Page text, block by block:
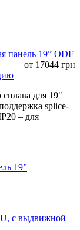
помещения
9001:2015
IEC
19" стойку
волокон
панель 19” ODF
от 17044 грн
для 19"
splice-
– для
19”